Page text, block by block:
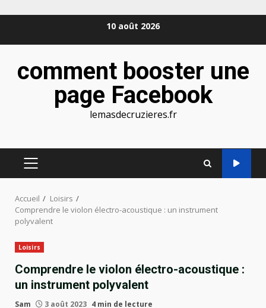
10 août 2026
comment booster une
page Facebook
lemasdecruzieres.fr
MENU
Accueil
Loisirs
Comprendre le violon électro-acoustique : un instrument
polyvalent
Loisirs
Comprendre le violon électro-acoustique :
un instrument polyvalent
Sam 3 août 2023 4 min de lecture